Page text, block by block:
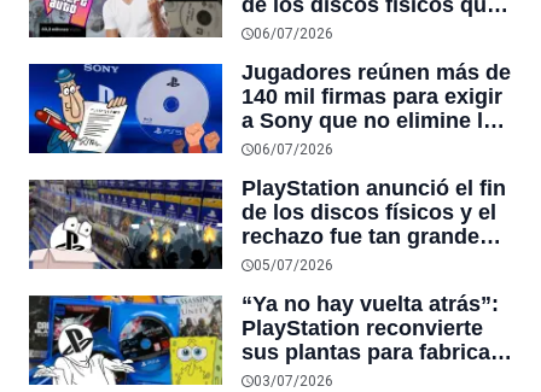
de los discos físicos que
Rockstar revelando el
millones de vistas contra
83 millones
06/07/2026
Jugadores reúnen más de
140 mil firmas para exigir
a Sony que no elimine los
juegos físicos de
06/07/2026
PlayStation anunció el fin
de los discos físicos y el
rechazo fue tan grande
que lleva más de 72 horas
nada en sus redes
sociales
05/07/2026
“Ya no hay vuelta atrás”:
PlayStation reconvierte
sus plantas para fabricar
autos y esto confirma que
03/07/2026